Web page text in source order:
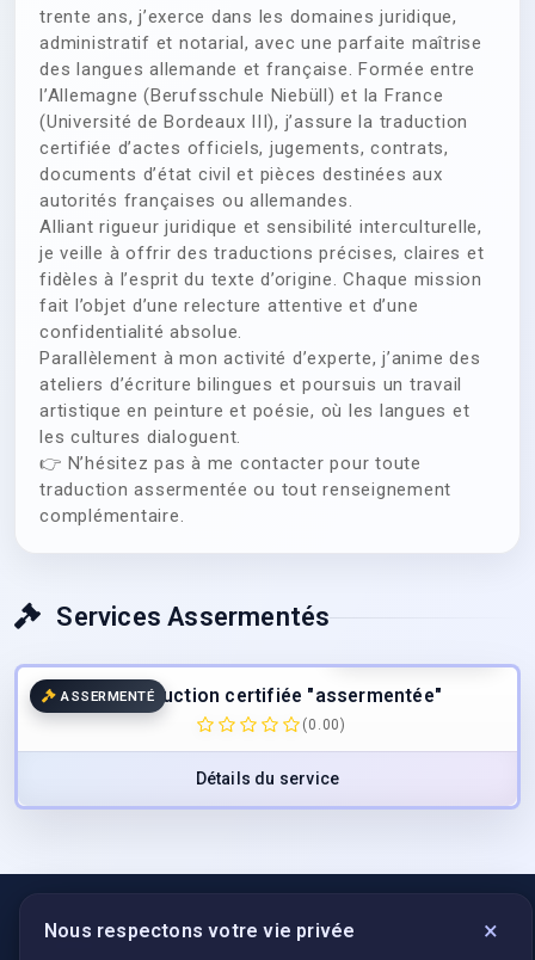
trente ans, j’exerce dans les domaines juridique,
administratif et notarial, avec une parfaite maîtrise
des langues allemande et française. Formée entre
l’Allemagne (Berufsschule Niebüll) et la France
(Université de Bordeaux III), j’assure la traduction
certifiée d’actes officiels, jugements, contrats,
documents d’état civil et pièces destinées aux
autorités françaises ou allemandes.
Alliant rigueur juridique et sensibilité interculturelle,
je veille à offrir des traductions précises, claires et
fidèles à l’esprit du texte d’origine. Chaque mission
fait l’objet d’une relecture attentive et d’une
confidentialité absolue.
Parallèlement à mon activité d’experte, j’anime des
ateliers d’écriture bilingues et poursuis un travail
artistique en peinture et poésie, où les langues et
les cultures dialoguent.
👉 N’hésitez pas à me contacter pour toute
traduction assermentée ou tout renseignement
complémentaire.
Services Assermentés
ASSERMENTÉTraduction certifiée "assermentée"
(0.00)
Détails du service
Nous respectons votre vie privée ×
LIENS UTILES